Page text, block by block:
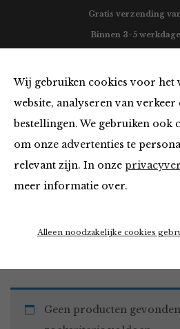
Wij gebruiken cookies voor het
website, analyseren van
bestellingen. We gebruiken ook
om onze advertenties te
relevant zijn. In onze
meer informatie over.
Alleen noodzakelijke cookies
Gratis verzending
Binnen 3-5
Must Haves
Home Winkel Accessoires
Geen producten